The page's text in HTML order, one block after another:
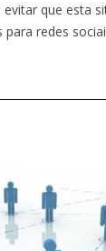
evitar que esta
redes